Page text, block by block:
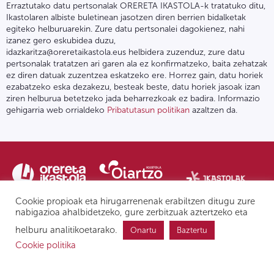
Erraztutako datu pertsonalak ORERETA IKASTOLA-k tratatuko ditu,
Ikastolaren albiste buletinean jasotzen diren berrien bidalketak
egiteko helburuarekin. Zure datu pertsonalei dagokienez, nahi
izanez gero eskubidea duzu,
idazkaritza@oreretaikastola.eus helbidera zuzenduz, zure datu
pertsonalak tratatzen ari garen ala ez konfirmatzeko, baita zehatzak
ez diren datuak zuzentzea eskatzeko ere. Horrez gain, datu horiek
ezabatzeko eska dezakezu, besteak beste, datu horiek jasoak izan
ziren helburua betetzeko jada beharrezkoak ez badira. Informazio
gehigarria web orrialdeko Pribatutasun politikan azaltzen da.
Pribatutasun politika | Lege oharra Postontzi etikoa
Cookie propioak eta hirugarrenenak erabiltzen ditugu zure
nabigazioa ahalbidetzeko, gure zerbitzuak aztertzeko eta
helburu analitikoetarako.
Onartu Baztertu
Cookie politika